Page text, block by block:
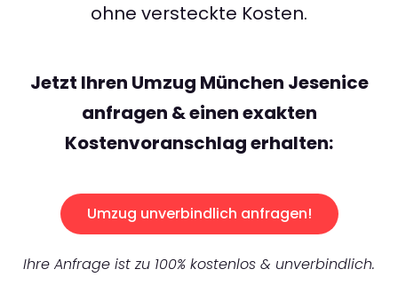
ohne versteckte Kosten.
Jetzt Ihren Umzug München Jesenice
anfragen & einen exakten
Kostenvoranschlag erhalten:
Umzug unverbindlich anfragen!
Ihre Anfrage ist zu 100% kostenlos & unverbindlich.